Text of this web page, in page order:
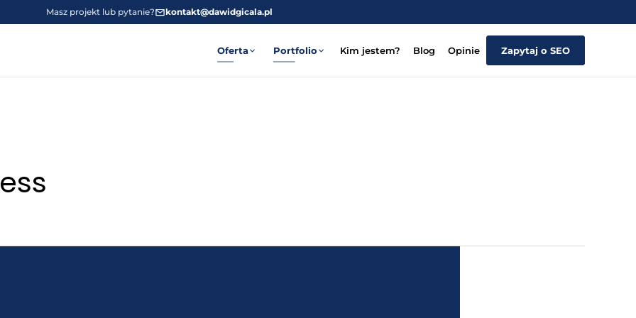
Masz projekt lub pytanie? kontakt@dawidgicala.pl
Oferta Portfolio Kim jestem? Blog Opinie Zapytaj o SEO